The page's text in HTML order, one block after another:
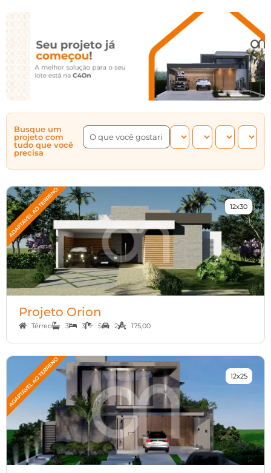
Busque um
projeto com
tudo que você
precisa
12x30
Projeto Orion
Térreo 3 3 5 2 175,00
12x25